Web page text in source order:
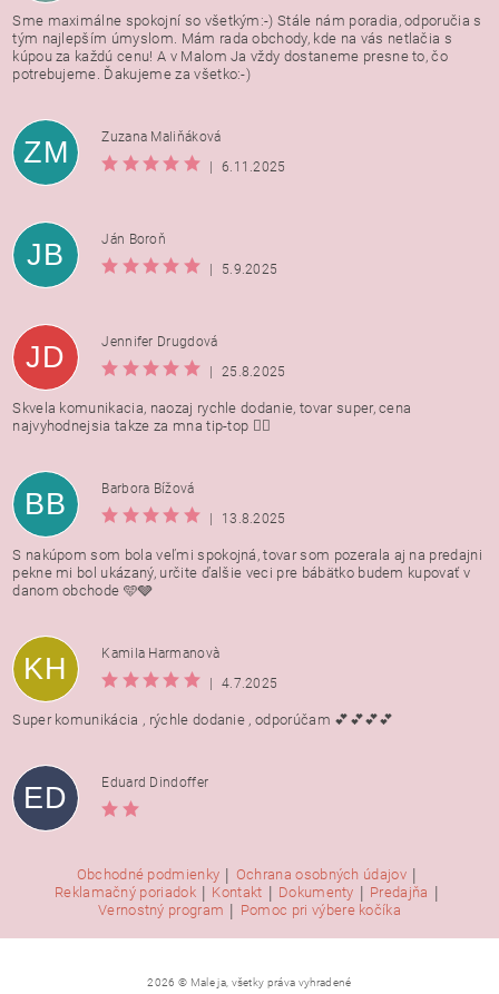
Sme maximálne spokojní so všetkým:-) Stále nám poradia, odporučia s
tým najlepším úmyslom. Mám rada obchody, kde na vás netlačia s
kúpou za každú cenu! A v Malom Ja vždy dostaneme presne to, čo
potrebujeme. Ďakujeme za všetko:-)
ZM
Zuzana Maliňáková
|
6.11.2025
JB
Ján Boroň
|
5.9.2025
JD
Jennifer Drugdová
|
25.8.2025
Skvela komunikacia, naozaj rychle dodanie, tovar super, cena
najvyhodnejsia takze za mna tip-top 👍🏻
BB
Barbora Bížová
|
13.8.2025
S nakúpom som bola veľmi spokojná, tovar som pozerala aj na predajni
pekne mi bol ukázaný, určite ďalšie veci pre bábätko budem kupovať v
danom obchode 🩵🩶
KH
Kamila Harmanovà
|
4.7.2025
Super komunikácia , rýchle dodanie , odporúčam 💕💕💕💕
ED Eduard Dindoffer
Obchodné podmienky | Ochrana osobných údajov |
Reklamačný poriadok | Kontakt | Dokumenty | Predajňa |
Vernostný program | Pomoc pri výbere kočíka
2026 © Male ja, všetky práva vyhradené